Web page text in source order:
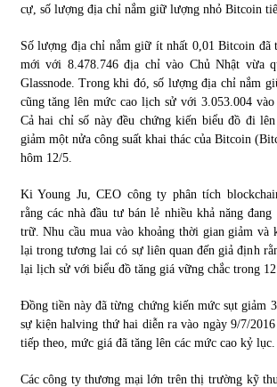
Top 10 xe bán chạy nhất tháng 9/
13/10/2021
cự, số lượng địa chỉ nắm giữ lượng nhỏ Bitcoin
Số lượng địa chỉ nắm giữ ít nhất 0,01 Bitcoin đã
mới với 8.478.746 địa chỉ vào Chủ Nhật vừa
Glassnode. Trong khi đó, số lượng địa chỉ nắm
cũng tăng lên mức cao lịch sử với 3.053.004 vào
Cả hai chỉ số này đều chứng kiến biểu đồ đi
giảm một nửa công suất khai thác của Bitcoin
hôm 12/5.
Ki Young Ju, CEO công ty phân tích
rằng các nhà đầu tư bán lẻ nhiều khả năng
trữ. Nhu cầu mua vào khoảng thời gian giảm và
lại trong tương lai có sự liên quan đến giả định
lại lịch sử với biểu đồ tăng giá vững chắc trong 12
Đồng tiền này đã từng chứng kiến mức sụt giảm
sự kiện halving thứ hai diễn ra vào ngày 9/7/
tiếp theo, mức giá đã tăng lên các mức cao kỷ lục.
Các công ty thương mại lớn trên thị trường kỹ